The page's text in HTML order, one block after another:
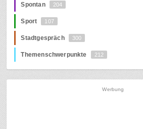
Spontan 204
Sport 107
Stadtgespräch 300
Themenschwerpunkte 212
Werbung